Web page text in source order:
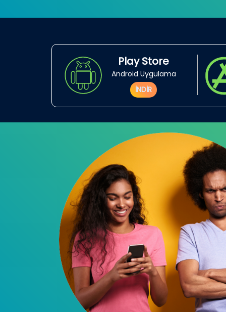
Play Store
Android Uygulama
İNDİR